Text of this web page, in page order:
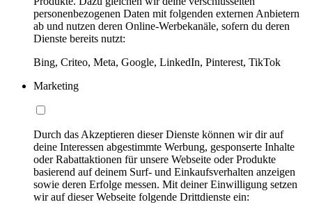
personenbezogenen Daten mit folgenden externen Anbietern
ab und nutzen deren Online-Werbekanäle, sofern du deren
Dienste bereits nutzt:
Bing, Criteo, Meta, Google, LinkedIn, Pinterest, TikTok
Marketing
Durch das Akzeptieren dieser Dienste können wir dir auf
deine Interessen abgestimmte Werbung, gesponserte Inhalte
oder Rabattaktionen für unsere Webseite oder Produkte
basierend auf deinem Surf- und Einkaufsverhalten anzeigen
sowie deren Erfolge messen. Mit deiner Einwilligung setzen
wir auf dieser Webseite folgende Drittdienste ein: